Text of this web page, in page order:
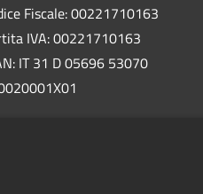
Fiscale: 00221710163
IVA: 00221710163
IT 31 D 05696 53070